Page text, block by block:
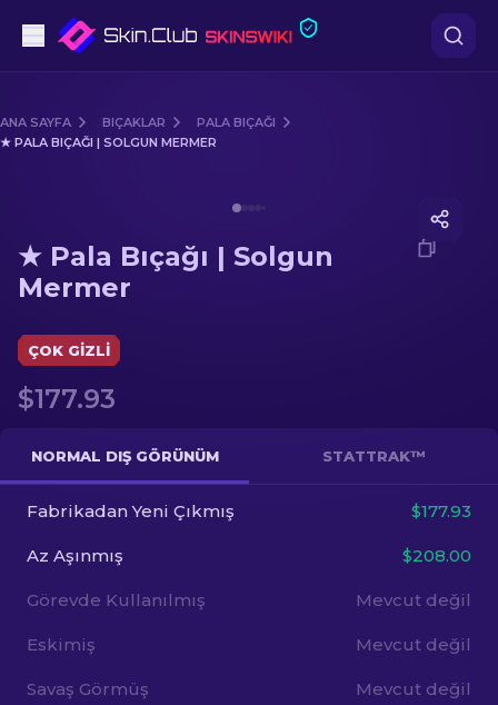
Orta seviye
Dürbünlü Tüfek
Eldiven
Diğer
TR
ANA SAYFA BIÇAKLAR
PALA BIÇAĞI
★ PALA BIÇAĞI | SOLGUN MERMER
★ Pala Bıçağı | Solgun
Mermer
ÇOK GIZLI
$177.93
NORMAL DIŞ GÖRÜNÜM STATTRAK™
Fabrikadan Yeni Çıkmış $177.93
Az Aşınmış $208.00
Görevde Kullanılmış Mevcut değil
Eskimiş Mevcut değil
Savaş Görmüş Mevcut değil